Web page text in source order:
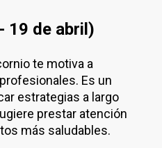
19 de abril)
te motiva a
Es un
estrategias a largo
prestar atención
más saludables.